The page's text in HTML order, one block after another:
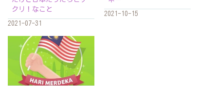
クリ！なこと
2021-07-31
2021-10-15